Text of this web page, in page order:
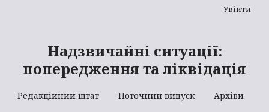
Надзвичайні ситуації:
попередження та ліквідація
Редакційний штат Поточний випуск Архіви
Увійти